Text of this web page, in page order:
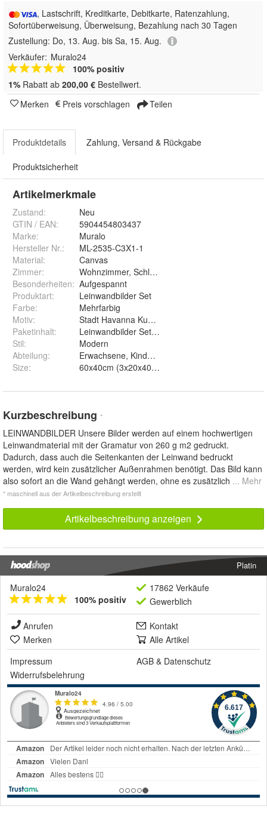
, Lastschrift, Kreditkarte, Debitkarte, Ratenzahlung,
Sofortüberweisung, Überweisung, Bezahlung nach 30 Tagen
Zustellung: Do, 13. Aug. bis Sa, 15. Aug.
Verkäufer: Muralo24
100% positiv
1% Rabatt ab 200,00 € Bestellwert.
Merken
Preis vorschlagen Teilen
Produktdetails Zahlung, Versand & Rückgabe
Produktsicherheit
Artikelmerkmale
Zustand:
Neu
GTIN / EAN:
5904454803437
Marke:
Muralo
Hersteller Nr.:
ML-2535-C3X1-1
Material:
Canvas
Zimmer:
Wohnzimmer, Schlafzimmer, Kinderzimmer
Besonderheiten: Aufgespannt
Produktart:
Leinwandbilder Set
Farbe:
Mehrfarbig
Motiv:
Stadt Havanna Kuba Flagge Fahrzeug Retro
Paketinhalt:
Leinwandbilder Set, Montageelemente
Stil:
Modern
Abteilung:
Erwachsene, Kinder, Mann, Frau
Size:
Kurzbeschreibung *
LEINWANDBILDER Unsere Bilder werden auf einem hochwertigen
Leinwandmaterial mit der Gramatur von 260 g m2 gedruckt.
Dadurch, dass auch die Seitenkanten der Leinwand bedruckt
werden, wird kein zusätzlicher Außenrahmen benötigt. Das Bild kann
also sofort an die Wand gehängt werden, ohne es zusätzlich ... Mehr
* maschinell aus der Artikelbeschreibung erstellt
Artikelbeschreibung anzeigen
Platin
Muralo24
100% positiv
17862 Verkäufe
Gewerblich
Anrufen
Kontakt
Merken
Alle Artikel
Impressum
AGB & Datenschutz
Widerrufsbelehrung